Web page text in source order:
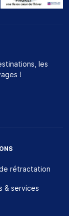
les
!
rétractation
& services